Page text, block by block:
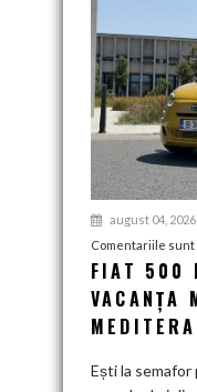
august 04, 2026
Comentariile
FIAT 500
VACANȚA
Ești la semafor